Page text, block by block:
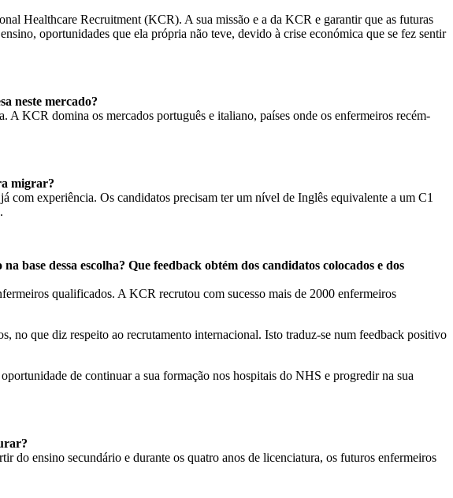
Healthcare Recruitment (KCR). A sua missão e a da KCR e garantir que as futuras
oportunidades que ela própria não teve, devido à crise económica que se fez sentir
neste mercado?
KCR domina os mercados português e italiano, países onde os enfermeiros recém-
migrar?
experiência. Os candidatos precisam ter um nível de Inglês equivalente a um C1
base dessa escolha? Que feedback obtém dos candidatos colocados e dos
qualificados. A KCR recrutou com sucesso mais de 2000 enfermeiros
no que diz respeito ao recrutamento internacional. Isto traduz-se num feedback positivo
de continuar a sua formação nos hospitais do NHS e progredir na sua
do ensino secundário e durante os quatro anos de licenciatura, os futuros enfermeiros